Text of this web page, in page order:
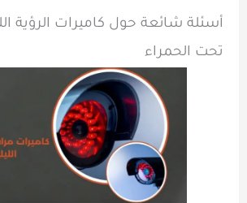
أسئلة شائعة حول كاميرات الرؤية
تحت الحمراء